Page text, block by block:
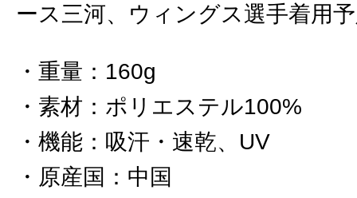
ース三河、ウィングス選手着用
重量 ： 160g
素材 ： ポリエステル100%
機能 ： 吸汗・速乾、UV
原産国 ： 中国